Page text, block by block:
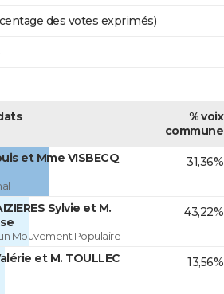
des votes exprimés)
% voix
commune
et Mme VISBECQ
31,36%
Sylvie et M.
Mouvement Populaire
43,22%
et M. TOULLEC
13,56%